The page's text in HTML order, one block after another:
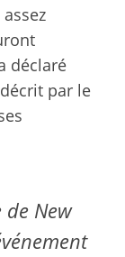
déclaré
par le
New